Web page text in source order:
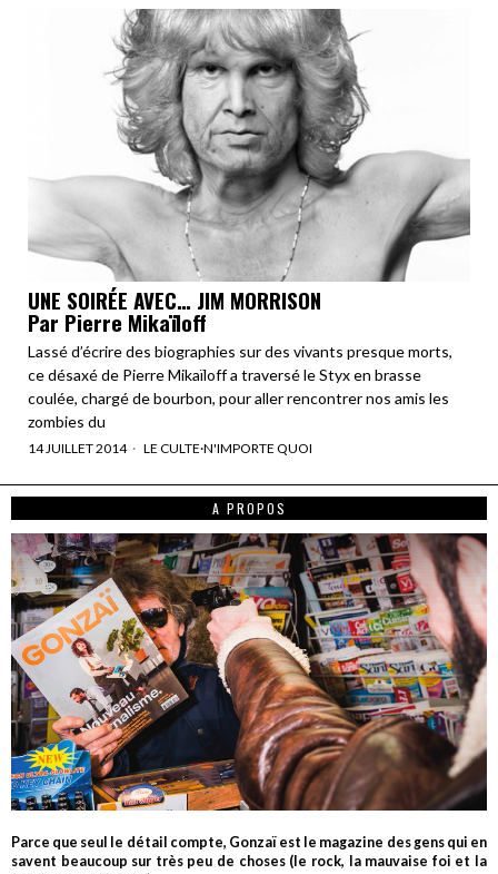
UNE SOIRÉE AVEC… JIM MORRISON
Par Pierre Mikaïloff
Lassé d’écrire des biographies sur des vivants presque morts,
ce désaxé de Pierre Mikaïloff a traversé le Styx en brasse
coulée, chargé de bourbon, pour aller rencontrer nos amis les
zombies du
14 JUILLET 2014 LE CULTE·N'IMPORTE QUOI
A PROPOS
Parce que seul le détail compte, Gonzaï est le magazine des gens qui en
savent beaucoup sur très peu de choses (le rock, la mauvaise foi et la